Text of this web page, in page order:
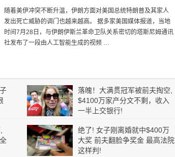
随着美伊冲突不断升温，伊朗方面对美国总统特朗普及其家人
发出死亡威胁的调门也越来越高。 据多家美国媒体报道，当地
时间7月28日，与伊朗伊斯兰革命卫队关系密切的塔斯尼姆通讯
社发布了一段由人工智能生成的视频 …
落魄！大满贯冠军被前夫掏空,
$4100万家产分文不剩，收入
一半上交银行!
绝了! 女子刚离婚就中$400万
大奖 前夫翻脸争奖金 最高法院
这样判!